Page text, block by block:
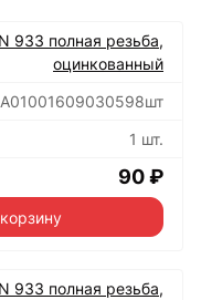
933 полная резьба,
оцинкованный
А01001609030598шт
1 шт.
90 ₽
933 полная резьба,